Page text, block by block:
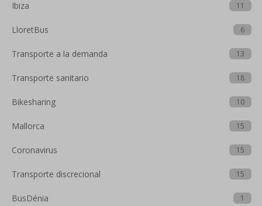
Ibiza 11
LloretBus 6
Transporte a la demanda 13
Transporte sanitario 18
Bikesharing 10
Mallorca 15
Coronavirus 15
Transporte discrecional 15
BusDénia 1